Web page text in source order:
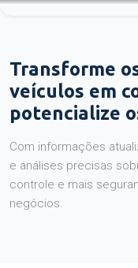
Transforme
veículos em
potencialize
Com informações
e análises precisas
controle e mais
negócios.